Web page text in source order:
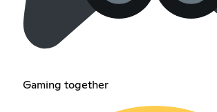
Gaming together